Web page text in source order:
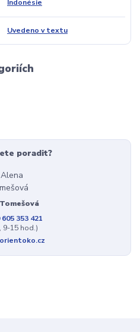
Indonésie
Uvedeno v textu
poradit?
353 421
9-15 hod.)